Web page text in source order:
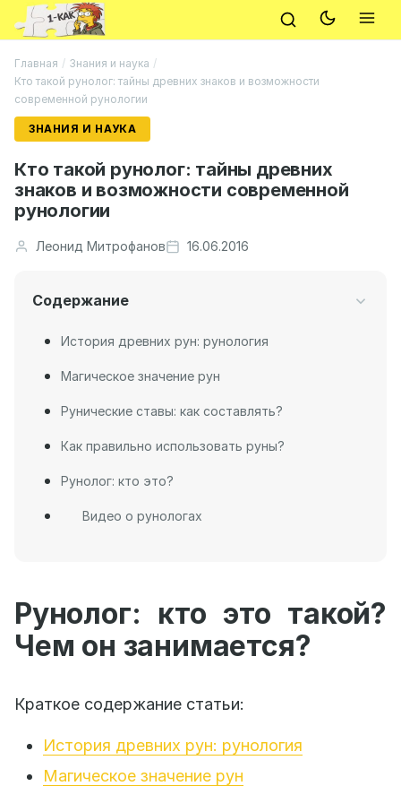
Главная / Знания и наука /
Кто такой рунолог: тайны древних знаков и возможности
современной рунологии
ЗНАНИЯ И НАУКА
Кто такой рунолог: тайны древних
знаков и возможности современной
рунологии
Леонид Митрофанов 16.06.2016
Содержание
История древних рун: рунология
Магическое значение рун
Рунические ставы: как составлять?
Как правильно использовать руны?
Рунолог: кто это?
Видео о рунологах
Рунолог: кто это такой?
Чем он занимается?
Краткое содержание статьи:
История древних рун: рунология
Магическое значение рун